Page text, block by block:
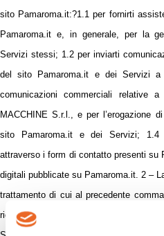
sito Pamaroma.it:?1.1 per fornirti
Pamaroma.it e, in generale, per la
Servizi stessi; 1.2 per inviarti
del sito
Pamaroma.it e dei Servizi
comunicazioni commerciali relative
MACCHINE S.r.l., e per l’erogazione
sito
Pamaroma.ite dei Servizi; 1.4
attraverso i form di contatto presenti su
digitali pubblicate su Pamaroma.it. 2 –
trattamento di cui al precedente
richiesta di iscrizione al sito o la